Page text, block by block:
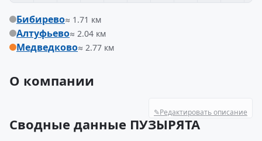
Бибирево≈ 1.71 км
Алтуфьево≈ 2.04 км
Медведково≈ 2.77 км
О компании
✎Редактировать описание
Сводные данные ПУЗЫРЯТА